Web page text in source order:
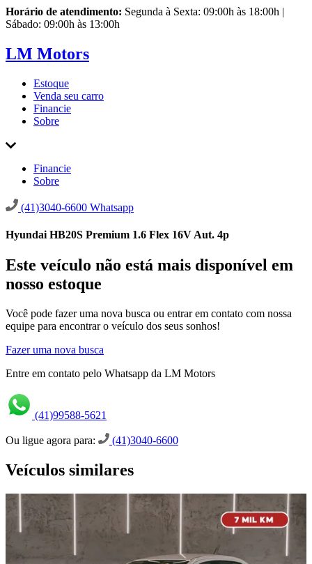
Horário de atendimento: Segunda à Sexta: 09:00h às 18:00h |
Sábado: 09:00h às 13:00h
LM Motors
Estoque
Venda seu carro
Financie
Sobre
Financie
Sobre
(41)3040-6600 Whatsapp
Hyundai HB20S Premium 1.6 Flex 16V Aut. 4p
Este veículo não está mais disponível em
nosso estoque
Você pode fazer uma nova busca ou entrar em contato com nossa
equipe para encontrar o veículo dos seus sonhos!
Fazer uma nova busca
Entre em contato pelo Whatsapp da LM Motors
(41)99588-5621
Ou ligue agora para: (41)3040-6600
Veículos similares